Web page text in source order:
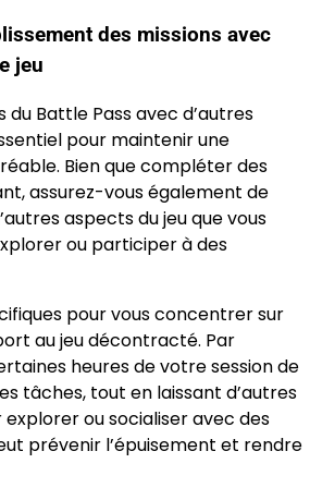
des missions avec
jeu
du Battle Pass avec d’autres
pour maintenir une
Bien que compléter des
assurez-vous également de
aspects du jeu que vous
ou participer à des
pour vous concentrer sur
au jeu décontracté. Par
heures de votre session de
tâches, tout en laissant d’autres
ou socialiser avec des
prévenir l’épuisement et rendre